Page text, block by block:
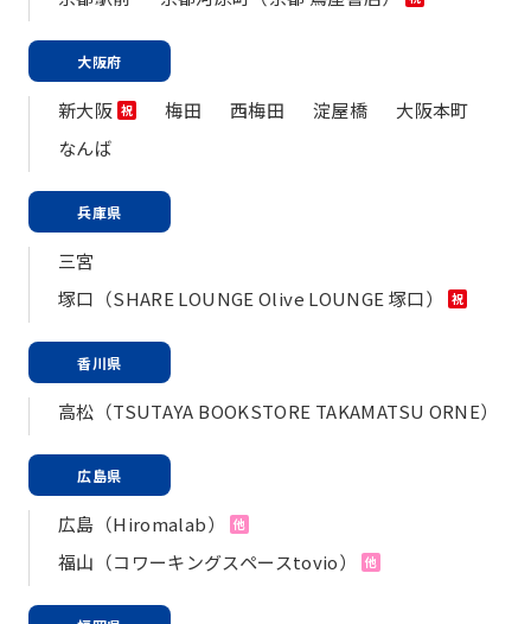
大阪府
新大阪 祝 梅田 西梅田 淀屋橋
大阪本町
なんば
兵庫県
三宮
塚口（SHARE LOUNGE Olive LOUNGE 塚口）
祝
香川県
高松（TSUTAYA BOOKSTORE TAKAMATSU ORNE）
広島県
広島（Hiromalab） 他
福山（コワーキングスペースtovio） 他